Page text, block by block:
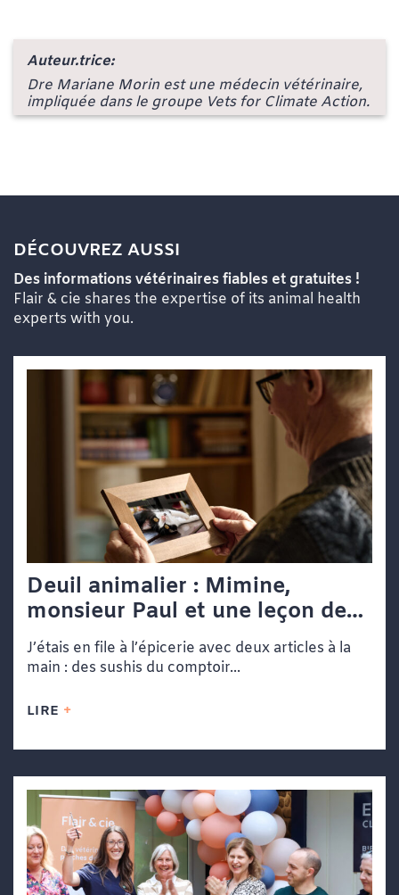
Auteur.trice:
Dre Mariane Morin est une médecin vétérinaire,
impliquée dans le groupe Vets for Climate Action.
DÉCOUVREZ AUSSI
Des informations vétérinaires fiables et gratuites !
Flair & cie shares the expertise of its animal health
experts with you.
Deuil animalier : Mimine,
monsieur Paul et une leçon de
vie dans une file d’attente
J’étais en file à l’épicerie avec deux articles à la
main : des sushis du comptoir...
LIRE